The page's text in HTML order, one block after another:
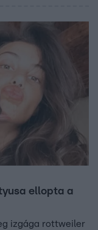
ellopta a
izgága rottweiler